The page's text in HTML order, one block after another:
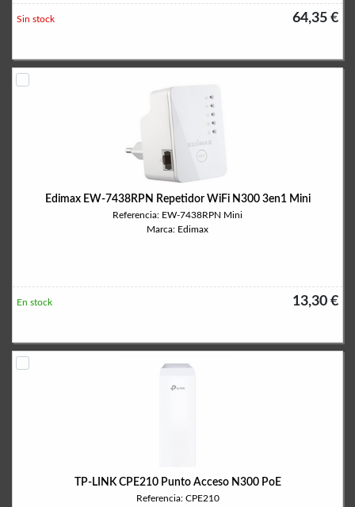
64,35 €
Sin stock
Edimax EW-7438RPN Repetidor WiFi N300 3en1 Mini
Referencia: EW-7438RPN Mini
Marca: Edimax
13,30 €
En stock
TP-LINK CPE210 Punto Acceso N300 PoE
Referencia: CPE210